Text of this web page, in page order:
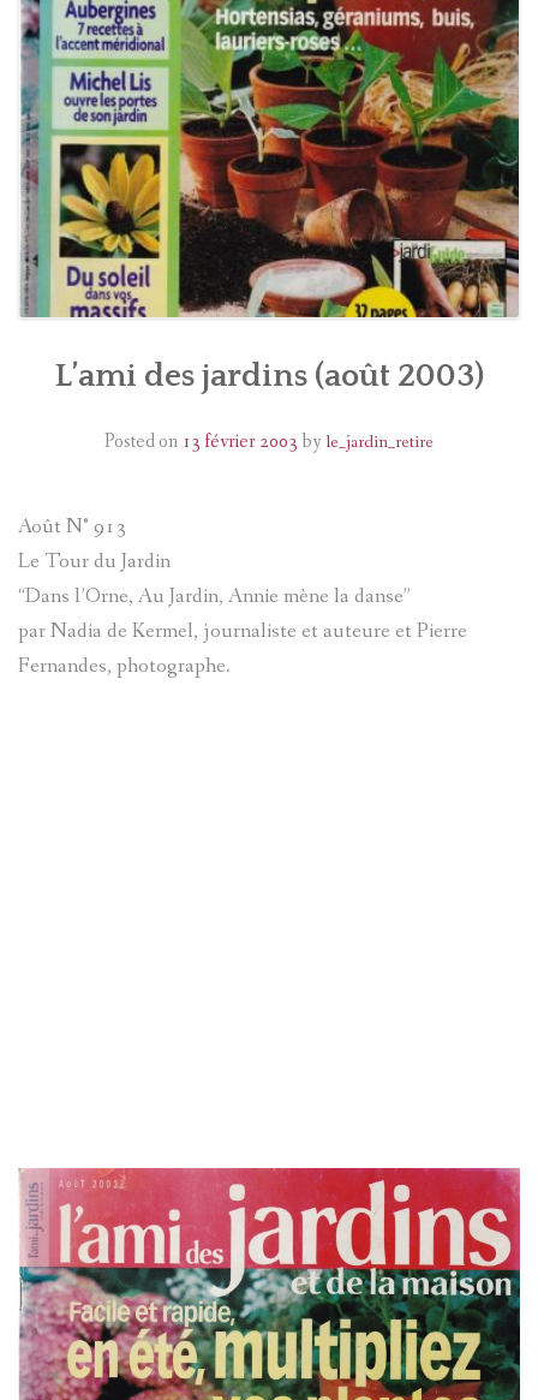
CALENDRIER
PRESSE
L’ami des jardins (août 2003)
Posted on 13 février 2003by le_jardin_retire
Août N° 913
Le Tour du Jardin
“Dans l’Orne, Au Jardin, Annie mène la danse”
par Nadia de Kermel, journaliste et auteure et Pierre
Fernandes, photographe.